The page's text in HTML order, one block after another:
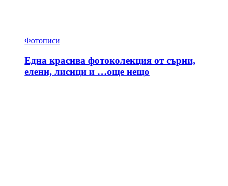
Фотописи
Една красива фотоколекция от сърни,
елени, лисици и …още нещо